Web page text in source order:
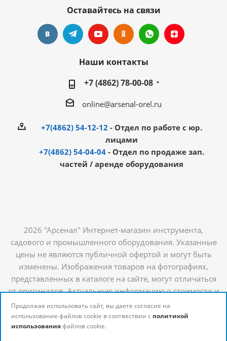
Оставайтесь на связи
Наши контакты
+7 (4862) 78-00-08
online@arsenal-orel.ru
+7(4862) 54-12-12 - Отдел по работе с юр.
лицами
+7(4862) 54-04-04 - Отдел по продаже зап.
частей / аренде оборудования
2026 "Арсенал" Интернет-магазин инструмента,
садового и промышленного оборудования. Указанные
цены не являются публичной офертой и могут быть
изменены. Изображения товаров на фотографиях,
представленных в каталоге на сайте, могут отличаться
от оригиналов. Актуальную информацию о стоимости и
наличии товаров можно получить у наших
менеджеров
Продолжая использовать сайт, вы даете согласие на
использование файлов cookie в соотвествии с политикой
использованияфайлов cookie.